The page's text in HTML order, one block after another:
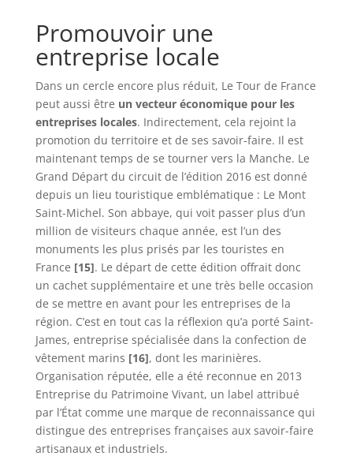
Promouvoir une
entreprise locale
Dans un cercle encore plus réduit, Le Tour de France
peut aussi être un vecteur économique pour les
entreprises locales. Indirectement, cela rejoint la
promotion du territoire et de ses savoir-faire. Il est
maintenant temps de se tourner vers la Manche. Le
Grand Départ du circuit de l’édition 2016 est donné
depuis un lieu touristique emblématique : Le Mont
Saint-Michel. Son abbaye, qui voit passer plus d’un
million de visiteurs chaque année, est l’un des
monuments les plus prisés par les touristes en
France [15]. Le départ de cette édition offrait donc
un cachet supplémentaire et une très belle occasion
de se mettre en avant pour les entreprises de la
région. C’est en tout cas la réflexion qu’a porté Saint-
James, entreprise spécialisée dans la confection de
vêtement marins [16], dont les marinières.
Organisation réputée, elle a été reconnue en 2013
Entreprise du Patrimoine Vivant, un label attribué
par l’État comme une marque de reconnaissance qui
distingue des entreprises françaises aux savoir-faire
artisanaux et industriels.